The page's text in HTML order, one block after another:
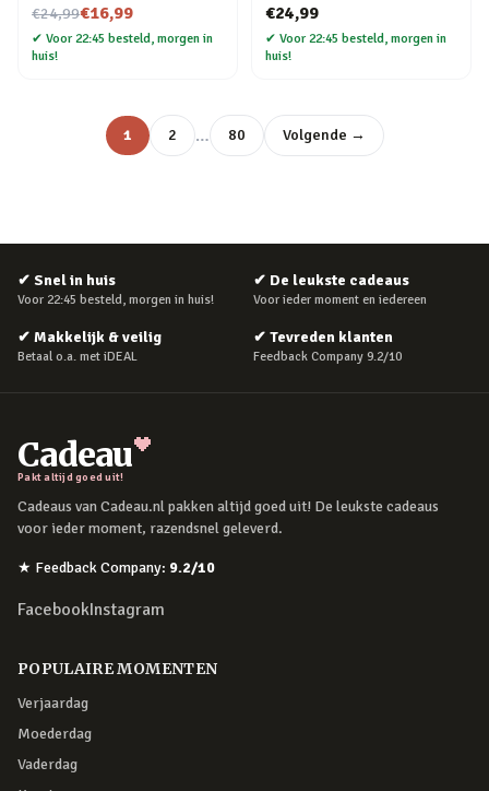
€24,99
Nu voor€16,99
✔ Voor 22:45 besteld, morgen in
huis!
€24,99
✔ Voor 22:45 besteld, morgen in
huis!
1 2 … 80 Volgende →
✔ Snel in huis
Voor 22:45 besteld, morgen in huis!
✔ De leukste cadeaus
Voor ieder moment en iedereen
✔ Makkelijk & veilig
Betaal o.a. met iDEAL
✔ Tevreden klanten
Feedback Company 9.2/10
Cadeau
Pakt altijd goed uit!
Cadeaus van Cadeau.nl pakken altijd goed uit! De leukste cadeaus
voor ieder moment, razendsnel geleverd.
★ Feedback Company: 9.2/10
FacebookInstagram
POPULAIRE MOMENTEN
Verjaardag
Moederdag
Vaderdag